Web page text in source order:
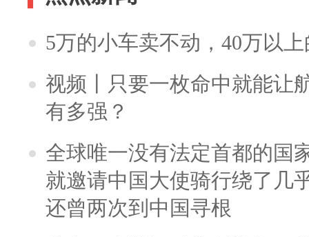
5万的小车卖不动，40万以
视频丨只要一枚命中就能让
有多强？
全球唯一没有法定首都的国
就邀请中国大使骑行绕了几
还曾两次到中国寻根